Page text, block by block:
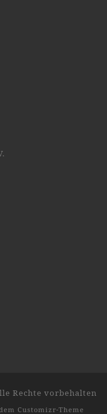
Rechte vorbehalten
Customizr-Theme